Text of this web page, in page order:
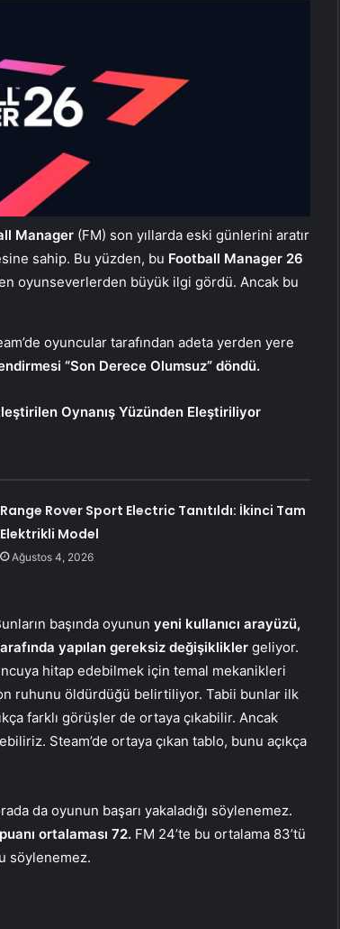
Manager (FM) son yıllarda eski günlerini aratır
sahip. Bu yüzden, bu Football Manager 26
oyunseverlerden büyük ilgi gördü. Ancak bu
oyuncular tarafından adeta yerden yere
“Son Derece Olumsuz” döndü.
Oynanış Yüzünden Eleştiriliyor
Range Rover Sport Electric Tanıtıldı: İkinci Tam
Elektrikli Model
Ağustos 4, 2026
başında oyunun yeni kullanıcı arayüzü,
yapılan gereksiz değişiklikler geliyor.
hitap edebilmek için temal mekanikleri
ruhunu öldürdüğü belirtiliyor. Tabii bunlar ilk
farklı görüşler de ortaya çıkabilir. Ancak
Steam’de ortaya çıkan tablo, bunu açıkça
da oyunun başarı yakaladığı söylenemez.
ortalaması 72. FM 24’te bu ortalama 83’tü
söylenemez.